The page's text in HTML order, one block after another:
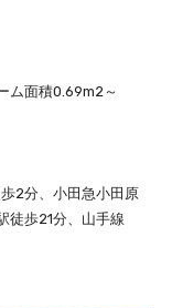
ム面積0.69m2～
2分、小田急小田原
徒歩21分、山手線